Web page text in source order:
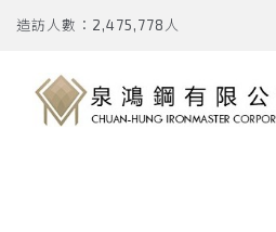
造訪人數：2,475,778人